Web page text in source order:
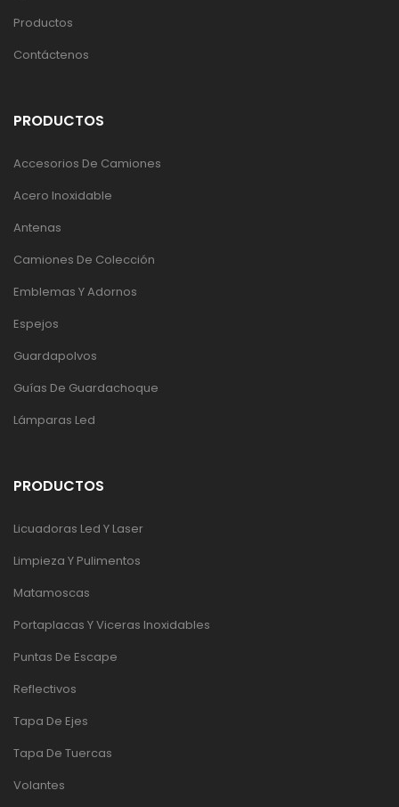
Productos
Contáctenos
PRODUCTOS
Accesorios De Camiones
Acero Inoxidable
Antenas
Camiones De Colección
Emblemas Y Adornos
Espejos
Guardapolvos
Guías De Guardachoque
Lámparas Led
PRODUCTOS
Licuadoras Led Y Laser
Limpieza Y Pulimentos
Matamoscas
Portaplacas Y Viceras Inoxidables
Puntas De Escape
Reflectivos
Tapa De Ejes
Tapa De Tuercas
Volantes